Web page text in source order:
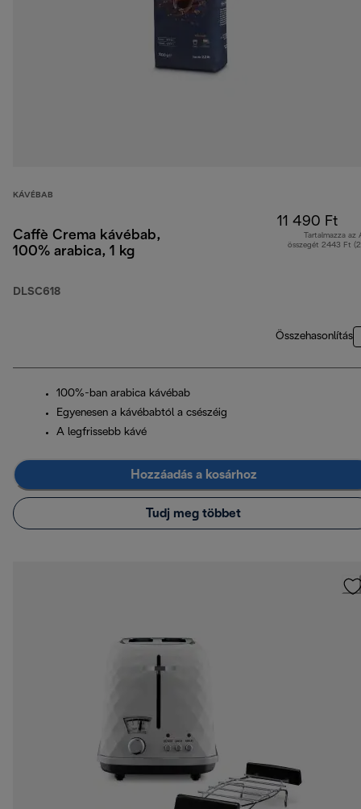
KÁVÉBAB
Caffè Crema kávébab,
100% arabica, 1 kg
DLSC618
11 490 Ft
Tartalmazza az
összegét 2443 Ft
Összehasonlítás
100%-ban arabica kávébab
Egyenesen a kávébabtól a csészéig
A legfrissebb kávé
Hozzáadás a kosárhoz
Tudj meg többet